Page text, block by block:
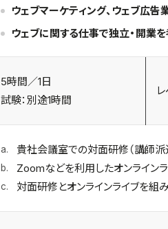
ウェブマーケティング、ウェブ広
ウェブに関する仕事で独立・開業
5時間／1日
試験：別途1時間
貴社会議室での対面研修（講師派
Zoomなどを利用したオンライン
対面研修とオンラインライブを組